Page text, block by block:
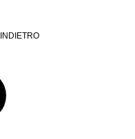
INDIETRO